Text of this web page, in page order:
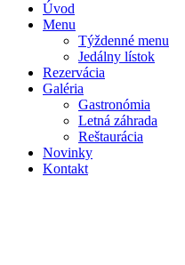
Úvod
Menu
Týždenné menu
Jedálny lístok
Rezervácia
Galéria
Gastronómia
Letná záhrada
Reštaurácia
Novinky
Kontakt